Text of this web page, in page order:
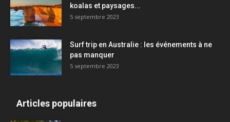
koalas et paysages...
5 septembre 2023
Surf trip en Australie : les événements à ne
pas manquer
5 septembre 2023
Articles populaires